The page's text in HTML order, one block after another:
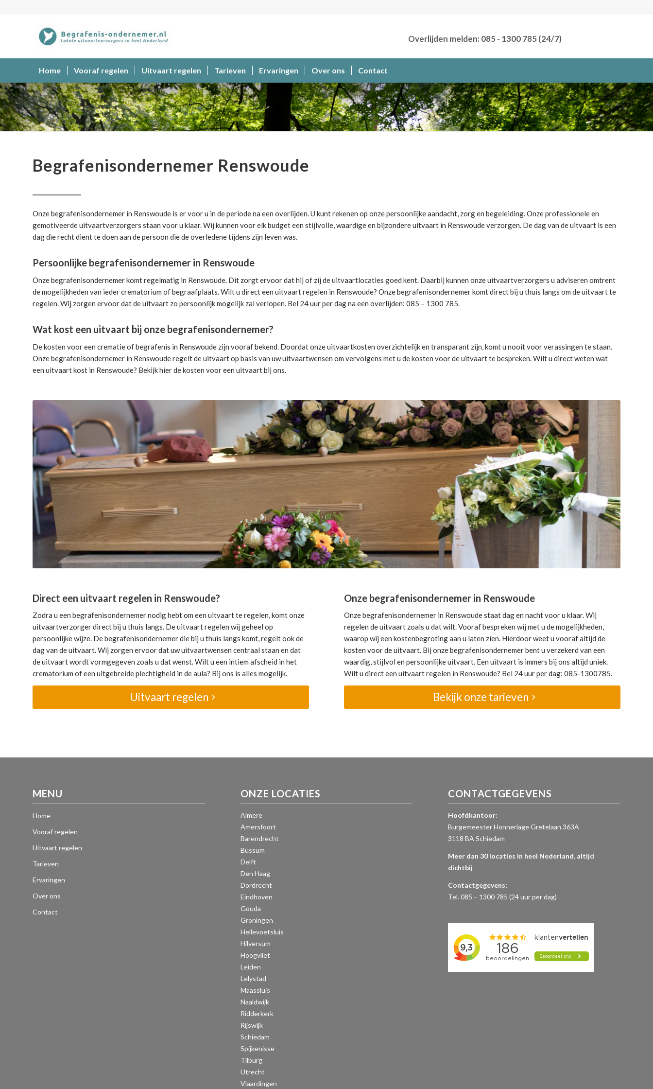
Overlijden melden: 085 - 1300 785 (24/7)
Home Vooraf regelen Uitvaart regelen Tarieven Ervaringen Over ons Contact
Begrafenisondernemer Renswoude
Onze begrafenisondernemer in Renswoude is er voor u in de periode na een overlijden. U kunt rekenen op onze persoonlijke aandacht, zorg en begeleiding.Onze professionele en
gemotiveerde uitvaartverzorgers staan voor u klaar. Wij kunnen voor elk budget een stijlvolle, waardige en bijzondere uitvaart in Renswoude verzorgen. De dag van de uitvaart is een
dag die recht dient te doen aan de persoon die de overledene tijdens zijn leven was.
Persoonlijke begrafenisondernemer in Renswoude
Onze begrafenisondernemer komt regelmatig in Renswoude. Dit zorgt ervoor dat hij of zij de uitvaartlocaties goed kent. Daarbij kunnen onze uitvaartverzorgers u adviseren omtrent
de mogelijkheden van ieder crematorium of begraafplaats. Wilt u direct een uitvaart regelen in Renswoude? Onze begrafenisondernemer komt direct bij u thuis langs om de uitvaart te
regelen. Wij zorgen ervoor dat de uitvaart zo persoonlijk mogelijk zal verlopen. Bel 24 uur per dag na een overlijden: 085 – 1300 785.
Wat kost een uitvaart bij onze begrafenisondernemer?
De kosten voor een crematie of begrafenis in Renswoude zijn vooraf bekend. Doordat onze uitvaartkosten overzichtelijk en transparant zijn, komt u nooit voor verassingen te staan.
Onze begrafenisondernemer in Renswouderegelt de uitvaartop basis van uw uitvaartwensen om vervolgens met u de kosten voor de uitvaart te bespreken. Wilt u direct weten wat
een uitvaart kost in Renswoude? Bekijk hier dekosten voor een uitvaartbij ons.
Direct een uitvaart regelen in Renswoude?
Zodra u een begrafenisondernemer nodig hebt om een uitvaart te regelen, komt onze
uitvaartverzorger direct bij u thuis langs. De uitvaart regelen wij geheel op
persoonlijke wijze. De begrafenisondernemer die bij u thuis langs komt, regelt ook de
dag van de uitvaart. Wij zorgen ervoor dat uw uitvaartwensen centraal staan en dat
de uitvaart wordt vormgegeven zoals u dat wenst. Wilt u een intiem afscheid in het
crematorium of een uitgebreide plechtigheid in de aula? Bij ons is alles mogelijk.
Uitvaart regelen
Onze begrafenisondernemer in Renswoude
Onze begrafenisondernemer in Renswoude staat dag en nacht voor u klaar. Wij
regelen de uitvaart zoals u dat wilt. Vooraf bespreken wij met u de mogelijkheden,
waarop wij een kostenbegroting aan u laten zien. Hierdoor weet u vooraf altijd de
kosten voor de uitvaart. Bij onze begrafenisondernemer bent u verzekerd van een
waardig, stijlvol en persoonlijke uitvaart. Een uitvaart is immers bij ons altijd uniek.
Wilt u direct een uitvaart regelen in Renswoude? Bel 24 uur per dag: 085-1300785.
Bekijk onze tarieven
MENU
Home
Vooraf regelen
Uitvaart regelen
Tarieven
Ervaringen
Over ons
Contact
ONZE LOCATIES
Almere
Amersfoort
Barendrecht
Bussum
Delft
Den Haag
Dordrecht
Eindhoven
Gouda
Groningen
Hellevoetsluis
Hilversum
Hoogvliet
Leiden
Lelystad
Maassluis
Naaldwijk
Ridderkerk
Rijswijk
Schiedam
Spijkenisse
Tilburg
Utrecht
Vlaardingen
CONTACTGEGEVENS
Hoofdkantoor:
Burgemeester Honnerlage Gretelaan 363A
3118 BA Schiedam
Meer dan 30 locaties in heel Nederland, altijd
dichtbij
Contactgegevens:
Tel. 085 – 1300 785 (24 uur per dag)